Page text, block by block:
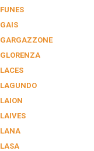
FUNES
GAIS
GARGAZZONE
GLORENZA
LACES
LAGUNDO
LAION
LAIVES
LANA
LASA